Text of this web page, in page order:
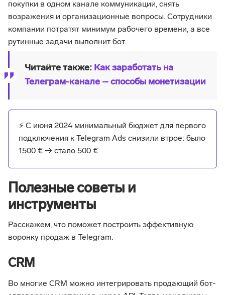
покупки в одном канале коммуникации, снять
возражения и организационные вопросы. Сотрудники
компании потратят минимум рабочего времени, а все
рутинные задачи выполнит бот.
Читайте также: Как заработать на
Телеграм-канале – способы монетизации
⚡ С июня 2024 минимальный бюджет для первого
подключения к Telegram Ads снизили втрое: было
1500 € → стало 500 €
Полезные советы и
инструменты
Расскажем, что поможет построить эффективную
воронку продаж в Telegram.
CRM
Во многие CRM можно интегрировать продающий бот-